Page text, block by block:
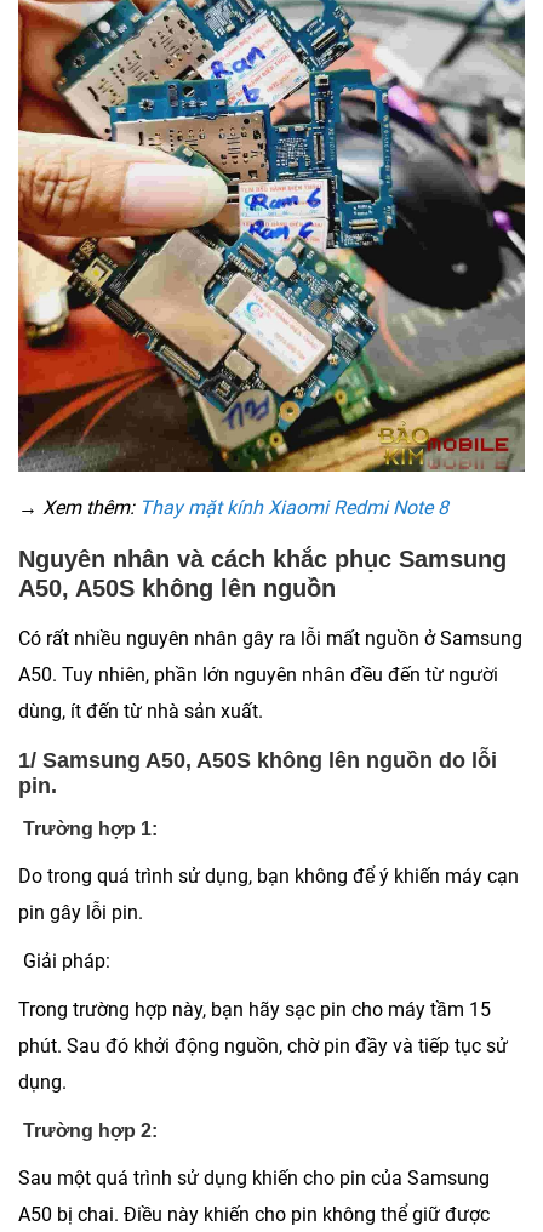
→ Xem thêm: Thay mặt kính Xiaomi Redmi Note 8
Nguyên nhân và cách khắc phục Samsung
A50, A50S không lên nguồn
Có rất nhiều nguyên nhân gây ra lỗi mất nguồn ở Samsung
A50. Tuy nhiên, phần lớn nguyên nhân đều đến từ người
dùng, ít đến từ nhà sản xuất.
1/ Samsung A50, A50S không lên nguồn do lỗi
pin.
Trường hợp 1:
Do trong quá trình sử dụng, bạn không để ý khiến máy cạn
pin gây lỗi pin.
Giải pháp:
Trong trường hợp này, bạn hãy sạc pin cho máy tầm 15
phút. Sau đó khởi động nguồn, chờ pin đầy và tiếp tục sử
dụng.
Trường hợp 2:
Sau một quá trình sử dụng khiến cho pin của Samsung
A50 bị chai. Điều này khiến cho pin không thể giữ được